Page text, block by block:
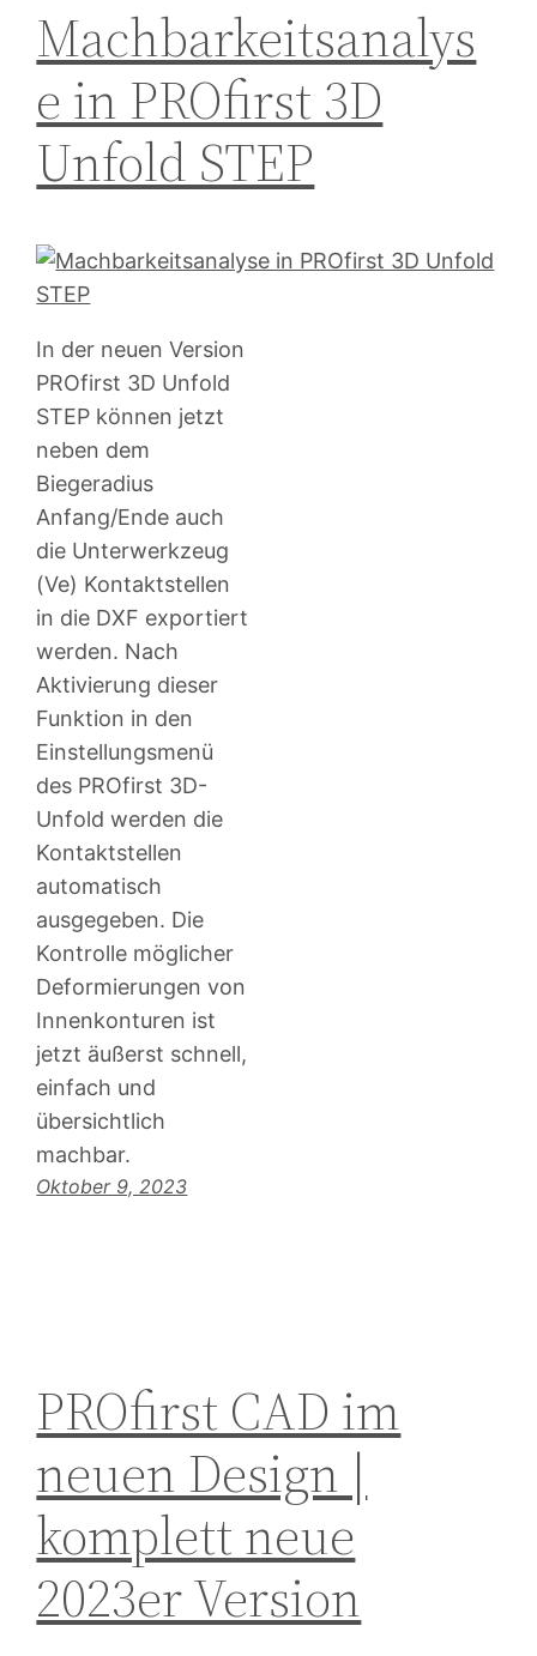
Machbarkeitsanalys
e in PROfirst 3D
Unfold STEP
In der neuen Version
PROfirst 3D Unfold
STEP können jetzt
neben dem
Biegeradius
Anfang/Ende auch
die Unterwerkzeug
(Ve) Kontaktstellen
in die DXF exportiert
werden. Nach
Aktivierung dieser
Funktion in den
Einstellungsmenü
des PROfirst 3D-
Unfold werden die
Kontaktstellen
automatisch
ausgegeben. Die
Kontrolle möglicher
Deformierungen von
Innenkonturen ist
jetzt äußerst schnell,
einfach und
übersichtlich
machbar.
Oktober 9, 2023
PROfirst CAD im
neuen Design |
komplett neue
2023er Version